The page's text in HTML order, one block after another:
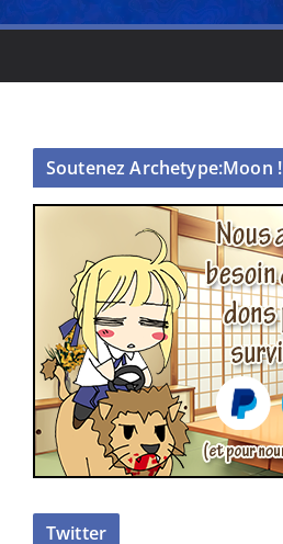
Soutenez Archetype:Moon !
Twitter